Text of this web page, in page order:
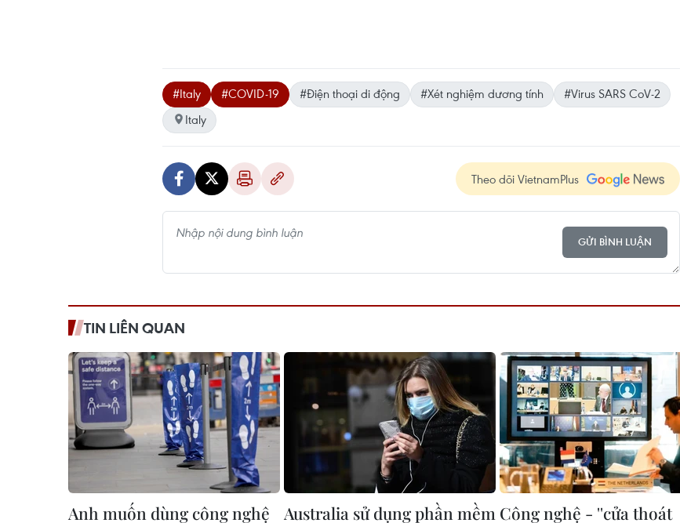
#Italy #COVID-19 #Điện thoại di động #Xét nghiệm dương tính
#Virus SARS CoV-2
Italy
Theo dõi VietnamPlus
GỬI BÌNH LUẬN
TIN LIÊN QUAN
Anh muốn dùng công nghệ Australia sử dụng phần mềm Công nghệ - ''cửa thoát